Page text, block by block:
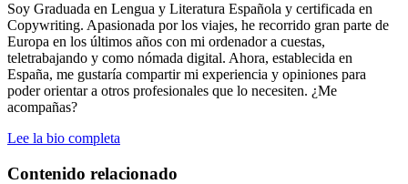
Soy Graduada en Lengua y Literatura Española y certificada en
Copywriting. Apasionada por los viajes, he recorrido gran parte de
Europa en los últimos años con mi ordenador a cuestas,
teletrabajando y como nómada digital. Ahora, establecida en
España, me gustaría compartir mi experiencia y opiniones para
poder orientar a otros profesionales que lo necesiten. ¿Me
acompañas?
Lee la bio completa
Contenido relacionado